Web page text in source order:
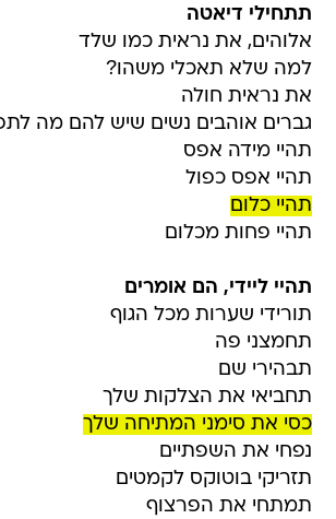
תתחילי דיאטה
אלוהים, את נראית כמו שלד
למה שלא תאכלי משהו?
את נראית חולה
גברים אוהבים נשים שיש להם מה
תהיי מידה אפס
תהיי אפס כפול
תהיי כלום
תהיי פחות מכלום
תהיי ליידי, הם אומרים
תורידי שערות מכל הגוף
תחמצני פה
תבהירי שם
תחביאי את הצלקות שלך
כסי את סימני המתיחה שלך
נפחי את השפתיים
תזריקי בוטוקס לקמטים
תמתחי את הפרצוף